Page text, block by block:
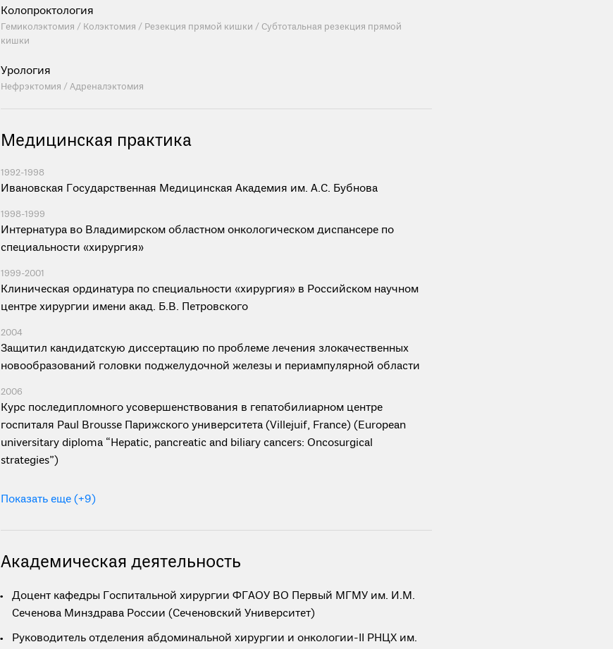
Колопроктология
Гемиколэктомия / Колэктомия / Резекция прямой кишки / Субтотальная резекция прямой
кишки
Урология
Нефрэктомия / Адреналэктомия
Медицинская практика
1992-1998
Ивановская Государственная Медицинская Академия им. А.С. Бубнова
1998-1999
Интернатура во Владимирском областном онкологическом диспансере по
специальности «хирургия»
1999-2001
Клиническая ординатура по специальности «хирургия» в Российском научном
центре хирургии имени акад. Б.В. Петровского
2004
Защитил кандидатскую диссертацию по проблеме лечения злокачественных
новообразований головки поджелудочной железы и периампулярной области
2006
Курс последипломного усовершенствования в гепатобилиарном центре
госпиталя Paul Brousse Парижского университета (Villejuif, France) (European
universitary diploma “Hepatic, pancreatic and biliary cancers: Oncosurgical
strategies”)
Показать еще (+9)
Академическая деятельность
Доцент кафедры Госпитальной хирургии ФГАОУ ВО Первый МГМУ им. И.М.
Сеченова Минздрава России (Сеченовский Университет)
Руководитель отделения абдоминальной хирургии и онкологии-II РНЦХ им.